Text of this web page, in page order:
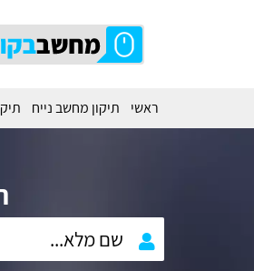
ראשי תיקון מחשב נייח